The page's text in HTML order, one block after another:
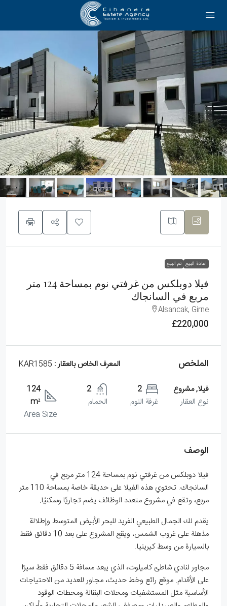
اعادة البيع تم البيع
فيلا دوبلكس من غرفتي نوم بمساحة 124 متر
مربع في السانجاك
Alsancak, Girne
£220,000
الملخص المعرف الخاص بالعقار :
فيلا, مشروع
نوع العقار
2
غرفة النوم
2
الحمام
124
m²
Area Size
الوصف
فيلا دوبلكس من غرفتي نوم بمساحة 124 متر مربع في
السانجاك. تحتوي هذه الفيلا على حديقة خاصة بمساحة 110 متر
مربع، وتقع في مشروع متعدد الوظائف يضم تجاريًا وسكنيًا.
يقدم لك الجمال الطبيعي الفريد للبحر الأبيض المتوسط وإطلالة
مذهلة على غروب الشمس، ويقع المشروع على بعد 10 دقائق فقط
بالسيارة من وسط كيرينيا.
مجاور لنادي شاطئ كاميلوت، الذي يبعد مسافة 5 دقائق فقط سيرًا
على الأقدام. موقع رائع وخط حديث، مجاور للعديد من الاحتياجات
الأساسية مثل المستشفيات ومحلات البقالة ومحطات الوقود